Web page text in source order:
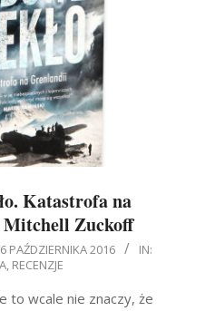
Katastrofa na
Zuckoff
PAŹDZIERNIKA 2016
IN:
, RECENZJE
to wcale nie znaczy, że